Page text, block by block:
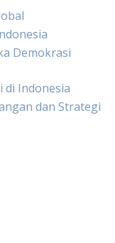
Demokrasi
di Indonesia
dan Strategi